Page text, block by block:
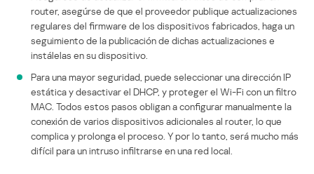
router, asegúrse de que el proveedor publique actualizaciones
regulares del firmware de los dispositivos fabricados, haga un
seguimiento de la publicación de dichas actualizaciones e
instálelas en su dispositivo.
Para una mayor seguridad, puede seleccionar una dirección IP
estática y desactivar el DHCP, y proteger el Wi-Fi con un filtro
MAC. Todos estos pasos obligan a configurar manualmente la
conexión de varios dispositivos adicionales al router, lo que
complica y prolonga el proceso. Y por lo tanto, será mucho más
difícil para un intruso infiltrarse en una red local.